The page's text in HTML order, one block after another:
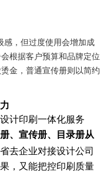
感，但过度使用会增加成
根据客户预算和品牌定位
金，普通宣传册则以简约
计印刷一体化服务
、宣传册、目录册从
省去企业对接设计公司
，又能把控印刷质量